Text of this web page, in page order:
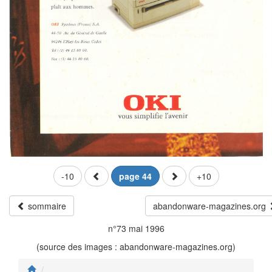
-10 page 44 +10
sommaire
abandonware-magazines.org
n°73 mai 1996
(source des images : abandonware-magazines.org)